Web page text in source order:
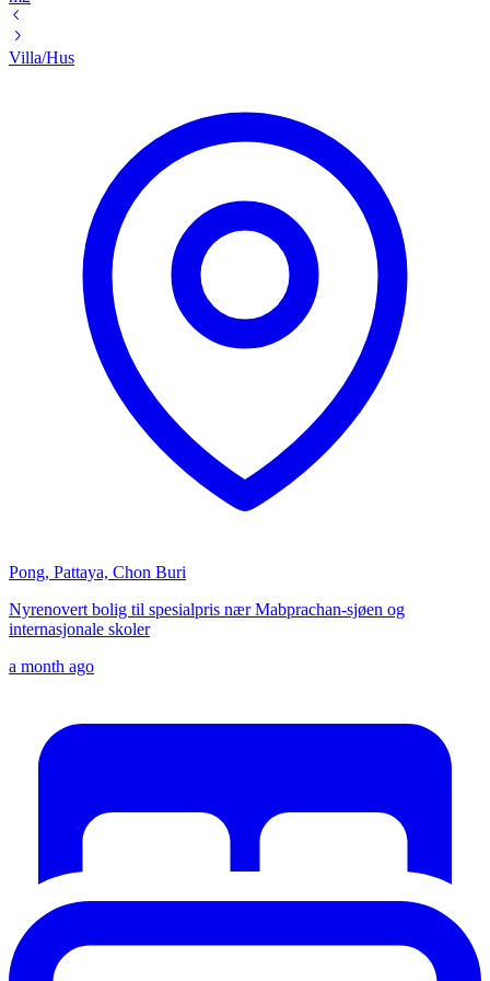
Villa/Hus
Pong, Pattaya, Chon Buri
Nyrenovert bolig til spesialpris nær Mabprachan-sjøen og
internasjonale skoler
a month ago